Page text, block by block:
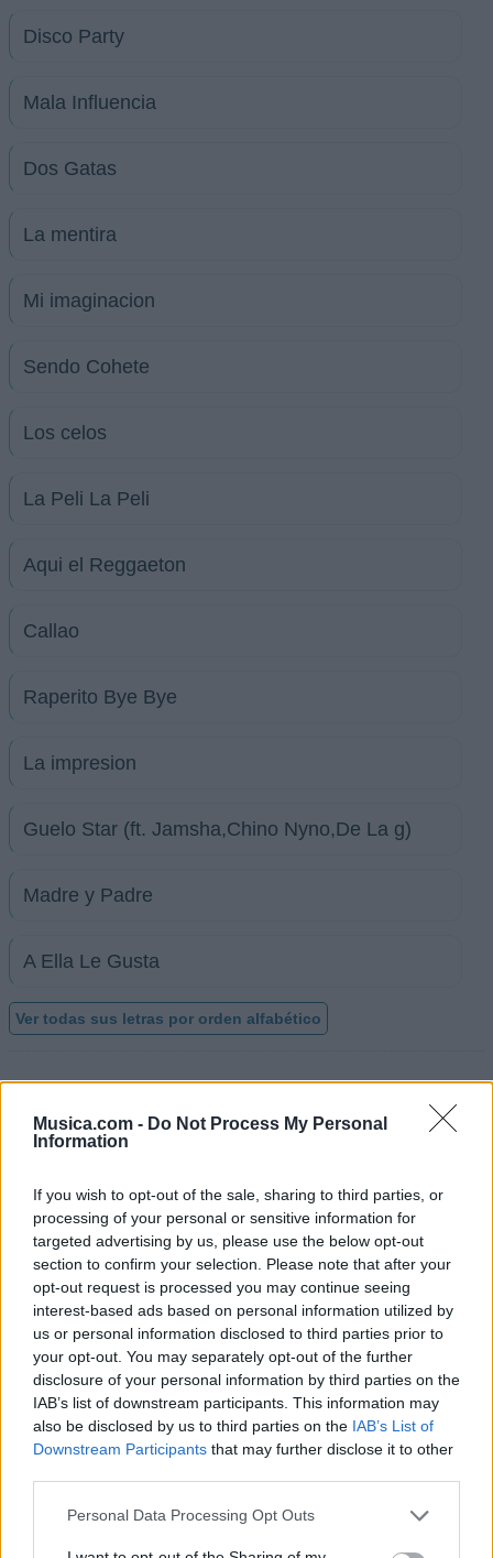
Musica.com - Do Not Process My Personal
Information
If you wish to opt-out of the sale, sharing to third parties, or
processing of your personal or sensitive information for
targeted advertising by us, please use the below opt-out
section to confirm your selection. Please note that after your
opt-out request is processed you may continue seeing
interest-based ads based on personal information utilized by
us or personal information disclosed to third parties prior to
your opt-out. You may separately opt-out of the further
disclosure of your personal information by third parties on the
IAB’s list of downstream participants. This information may
also be disclosed by us to third parties on the IAB’s List of
Downstream Participants that may further disclose it to other
Personal Data Processing Opt Outs
Disco Party
Mala Influencia
Dos Gatas
La mentira
Mi imaginacion
Sendo Cohete
Los celos
La Peli La Peli
Aqui el Reggaeton
Callao
Raperito Bye Bye
La impresion
Guelo Star (ft. Jamsha,Chino Nyno,De La g)
Madre y Padre
A Ella Le Gusta
Ver todas sus letras por orden alfabético
+ Guelo Star
Discografía Biografía Ranking Fotos Foro
Ranking de Guelo Star
Guelo Starno está entre los 500 artistas más
apoyados y visitados de esta semana, su mejor
puesto ha sido el392ºen junio de 2009.
¿Apoyar a Guelo Star?
6 3
Ranking de Guelo Star TOP Música